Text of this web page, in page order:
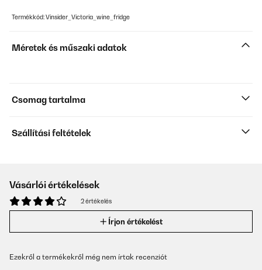
Termékkód: Vinsider_Victoria_wine_fridge
Méretek és műszaki adatok
Csomag tartalma
Szállítási feltételek
Vásárlói értékelések
2 értékelés
Írjon értékelést
Ezekről a termékekről még nem írtak recenziót